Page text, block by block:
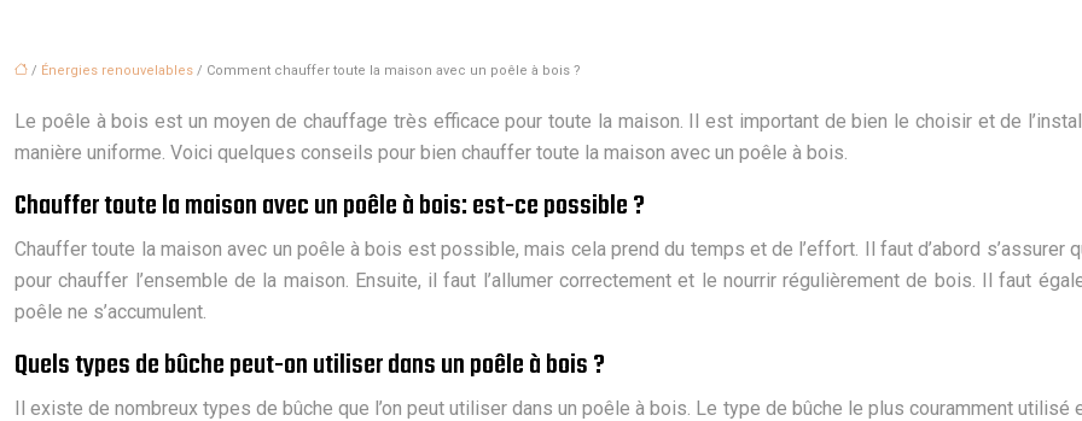
/ Énergies renouvelables / Comment chauffer toute la maison avec un poêle à bois ?
Le poêle à bois est un moyen de chauffage très efficace pour toute la maison. Il est important de bien le choisir et de
manière uniforme. Voici quelques conseils pour bien chauffer toute la maison avec un poêle à bois.
Chauffer toute la maison avec un poêle à bois: est-ce possible ?
Chauffer toute la maison avec un poêle à bois est possible, mais cela prend du temps et de l’effort. Il faut d’abord
pour chauffer l’ensemble de la maison. Ensuite, il faut l’allumer correctement et le nourrir régulièrement de bois. Il faut
poêle ne s’accumulent.
Quels types de bûche peut-on utiliser dans un poêle à bois ?
Il existe de nombreux types de bûche que l’on peut utiliser dans un poêle à bois. Le type de bûche le plus couramment